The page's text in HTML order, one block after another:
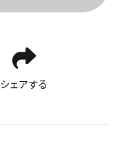
シェアする